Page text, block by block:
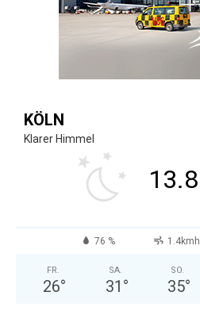
KÖLN
Klarer Himmel
13.8
76 % 1.4kmh
FR.
26°
SA.
31 °
SO.
35°